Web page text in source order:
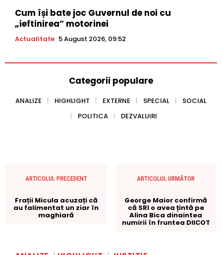
Cum își bate joc Guvernul de noi cu
„ieftinirea” motorinei
Actualitate 5 August 2026, 09:52
Categorii populare
ANALIZE HIGHLIGHT EXTERNE SPECIAL
SOCIAL
POLITICA
DEZVALUIRI
ARTICOLUL PRECEDENT
Frații Micula acuzați că
au falimentat un ziar în
maghiară
ARTICOLUL URMĂTOR
George Maior confirmă
că SRI o avea țintă pe
Alina Bica dinaintea
numirii în fruntea DIICOT